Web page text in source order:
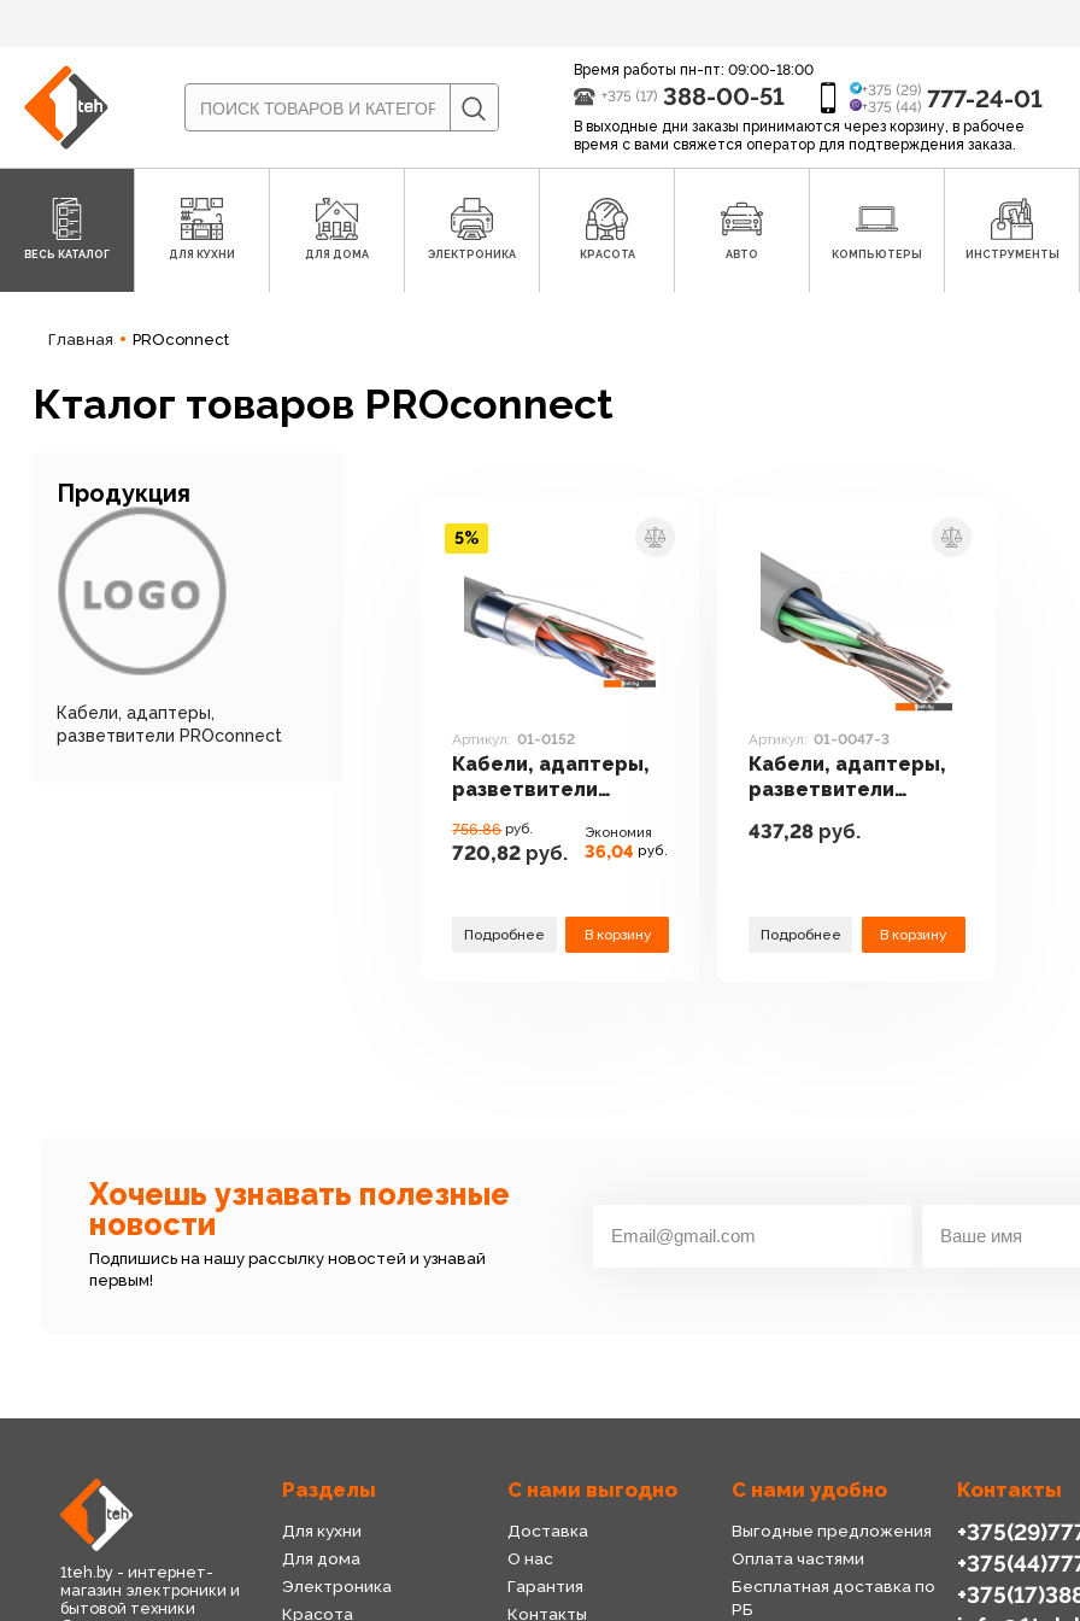
Время работы пн-пт: 09:00-18:00
+375 (17) 388-00-51
+375 (29)
+375 (44) 777-24-01
В выходные дни заказы принимаются через корзину, в рабочее
время с вами свяжется оператор для подтверждения заказа.
ВЕСЬ КАТАЛОГ ДЛЯ КУХНИ ДЛЯ ДОМА ЭЛЕКТРОНИКА КРАСОТА АВТО КОМПЬЮТЕРЫ ИНСТРУМЕНТЫ
Главная PROconnect
Кталог товаров PROconnect
Продукция
Кабели, адаптеры,
разветвители PROconnect
Артикул: 01-0152
Кабели, адаптеры,
разветвители
756.86 руб.
720,82 руб.
Экономия
36,04 руб.
Подробнее В корзину
5%
Артикул: 01-0047-3
Кабели, адаптеры,
разветвители
0047-3
437,28 руб.
Подробнее В корзину
Хочешь узнавать полезные
новости
Подпишись на нашу рассылку новостей и узнавай
первым!
1teh.by - интернет-
магазин электроники и
бытовой техники
Разделы
Для кухни
Для дома
Электроника
Красота
С нами выгодно
Доставка
О нас
Гарантия
Контакты
С нами удобно
Выгодные предложения
Оплата частями
Бесплатная доставка по
РБ
Контакты